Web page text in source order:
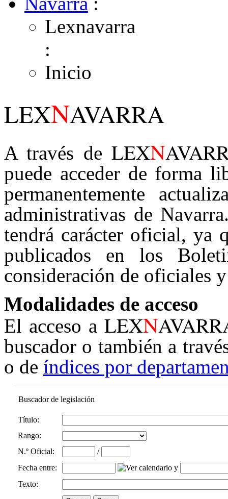
Lexnavarra
:
Inicio
LEXNAVARRA
A través de LEXN
puede acceder de forma
permanentemente
administrativas de
tendrá carácter oficial, ya
publicados en los
consideración de oficiales
Modalidades de acceso
El acceso aLEXN
buscador o también a
o de índices por
Buscador de legislación
Título:
Rango:
N.º Oficial:
/
Fecha entre:
y
Texto: